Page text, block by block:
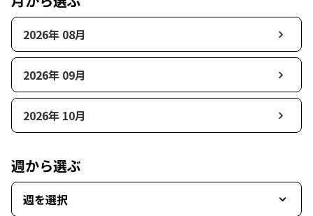
2026年 08月
2026年 09月
2026年 10月
週から選ぶ
週を選択